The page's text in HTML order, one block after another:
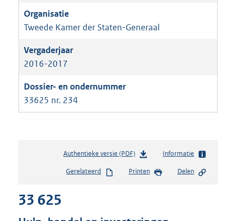
Tweede Kamer der Staten-Generaal
2016-2017
33625 nr. 234
Authentieke versie (PDF)b
s
Informatie
Gerelateerd Printen Delen
33 625